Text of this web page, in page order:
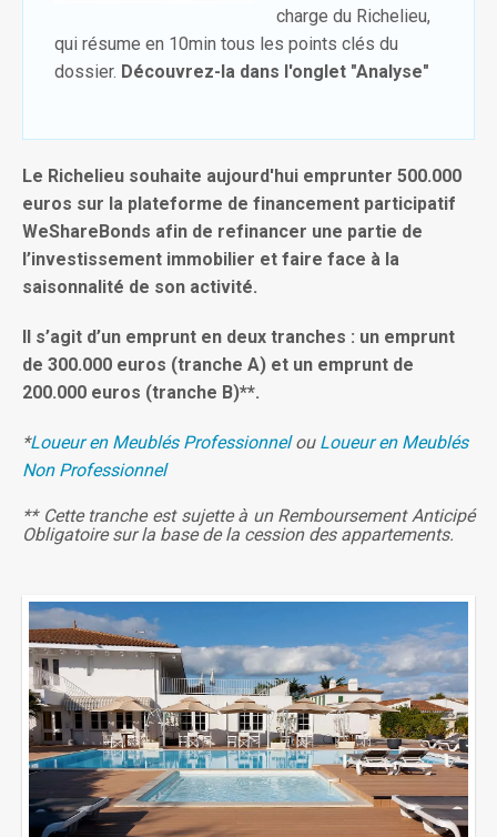
charge du Richelieu,
qui résume en 10min tous les points clés du
dossier. Découvrez-la dans l'onglet "Analyse"
Le Richelieu souhaite aujourd'hui emprunter 500.000
euros sur la plateforme de financement participatif
WeShareBonds afin de refinancer une partie de
l’investissement immobilier et faire face à la
saisonnalité de son activité.
Il s’agit d’un emprunt en deux tranches : un emprunt
de 300.000 euros (tranche A) et un emprunt de
200.000 euros (tranche B)**.
*Loueur en Meublés Professionnelou Loueur en Meublés
Non Professionnel
** Cette tranche est sujette à un Remboursement Anticipé
Obligatoire sur la base de la cession des appartements.